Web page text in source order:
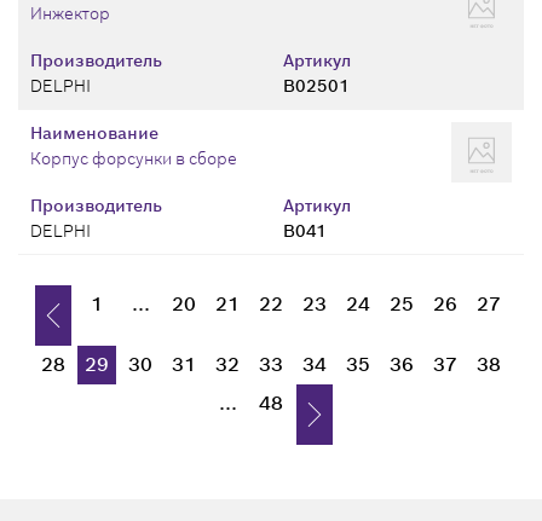
Производитель
DELPHI
Артикул
B02501
Инжектор
Производитель
DELPHI
Артикул
B041
Наименование
Корпус форсунки в сборе
1 ... 20 21 22 23 24 25 26 27
28 29 30 31 32 33 34 35 36 37
38
...
48